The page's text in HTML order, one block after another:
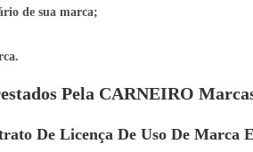
de sua marca;
Pela CARNEIRO
De Licença De Uso De Marca